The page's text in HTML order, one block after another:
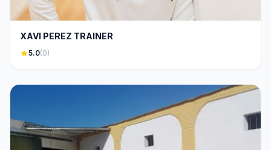
XAVI PEREZ TRAINER
star5.0(0)